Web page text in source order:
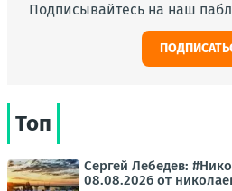
Подписывайтесь на наш
Топ
Сергей Лебедев:
08.08.2026 от